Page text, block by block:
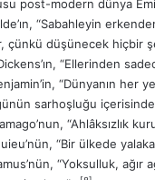
post-modern dünya
“Sabahleyin
çünkü düşünecek hiçbir
“Ellerinden
“Dünyanın her
sarhoşluğu
“Ahlâksızlık
“Bir ülkede
“Yoksulluk, ağır